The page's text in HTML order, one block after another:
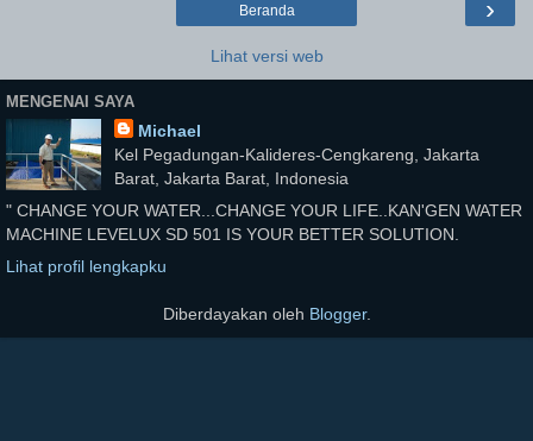
›
Beranda
Lihat versi web
MENGENAI SAYA
Michael
Kel Pegadungan-Kalideres-Cengkareng, Jakarta
Barat, Jakarta Barat, Indonesia
" CHANGE YOUR WATER...CHANGE YOUR LIFE..KAN'GEN WATER
MACHINE LEVELUX SD 501 IS YOUR BETTER SOLUTION.
Lihat profil lengkapku
Diberdayakan oleh Blogger.